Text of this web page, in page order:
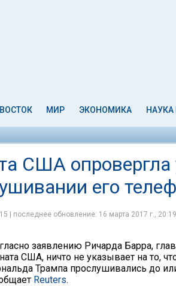
МИР ЭКОНОМИКА НАУКА
США опровергла
его
| последнее обновление: 16 марта 2017 г., 20:19
заявлению Ричарда Барра,
США, ничто не указывает на то,
Трампа прослушивались до
Reuters.